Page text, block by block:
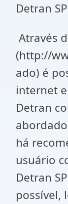
Detran
Através
(http://
ado) é
internet
Detran
há
usuário
Detran
possível,